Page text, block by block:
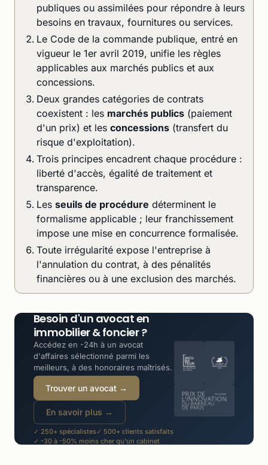
publiques ou assimilées pour répondre à leurs
besoins en travaux, fournitures ou services.
Le Code de la commande publique, entré en
vigueur le 1er avril 2019, unifie les règles
applicables aux marchés publics et aux
concessions.
Deux grandes catégories de contrats
coexistent : les marchés publics (paiement
d'un prix) et les concessions (transfert du
risque d'exploitation).
Trois principes encadrent chaque procédure :
liberté d'accès, égalité de traitement et
transparence.
Les seuils de procédure déterminent le
formalisme applicable ; leur franchissement
impose une mise en concurrence formalisée.
Toute irrégularité expose l'entreprise à
l'annulation du contrat, à des pénalités
financières ou à une exclusion des marchés.
Besoin d'un avocat en
immobilier & foncier ?
Accédez en -24h à un avocat
d'affaires sélectionné parmi les
meilleurs, à des honoraires maîtrisés.
Trouver un avocat →
En savoir plus →
✓ 250+ spécialistes✓ 500+ clients satisfaits
✓ -30 à -50% moins cher qu'un cabinet